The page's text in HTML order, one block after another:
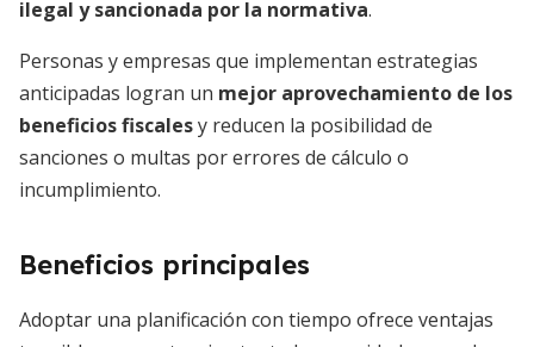
ilegal y sancionada por la normativa.
Personas y empresas que implementan estrategias
anticipadas logran un mejor aprovechamiento de los
beneficios fiscalesy reducen la posibilidad de
sanciones o multas por errores de cálculo o
incumplimiento.
Beneficios principales
Adoptar una planificación con tiempo ofrece ventajas